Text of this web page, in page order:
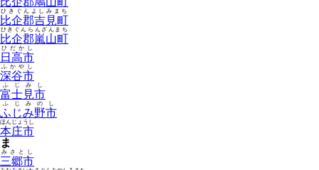
比企郡吉見町
ひきぐんよしみまち
比企郡嵐山町
ひきぐんらんざんまち
日高市
ひだかし
深谷市
ふかやし
富士見市
ふじみし
ふじみ野市
ふじみのし
本庄市
ほんじょうし
ま
三郷市
みさとし